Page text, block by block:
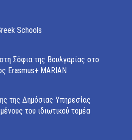
Schools
Σόφια της Βουλγαρίας στο
Erasmus+ MARIAN
της Δημόσιας Υπηρεσίας
του ιδιωτικού τομέα